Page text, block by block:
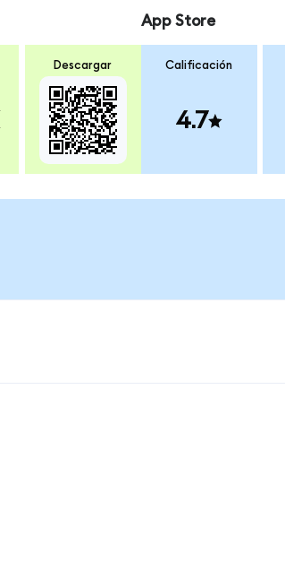
Descargar
App Store
Calificación
4.7